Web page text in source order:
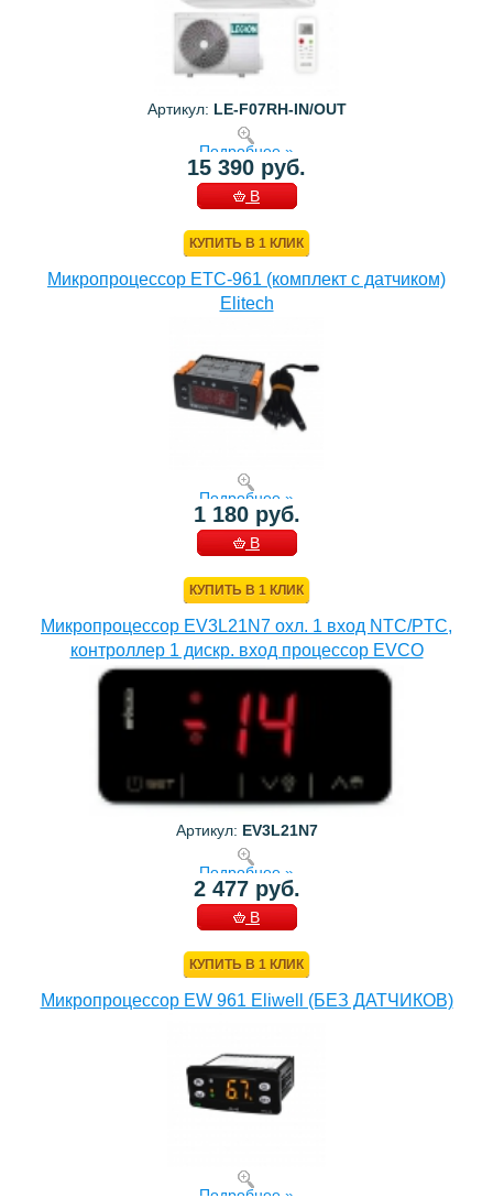
Артикул: LE-F07RH-IN/OUT
Подробнее »
15 390 руб.
В
КУПИТЬ В 1 КЛИК
Микропроцессор ETC-961 (комплект c датчиком)
Elitech
Подробнее »
1 180 руб.
В
КУПИТЬ В 1 КЛИК
Микропроцессор EV3L21N7 охл. 1 вход NTC/PTC,
контроллер 1 дискр. вход процессор EVCO
Артикул: EV3L21N7
Подробнее »
2 477 руб.
В
КУПИТЬ В 1 КЛИК
Микропроцессор EW 961 Eliwell (БЕЗ ДАТЧИКОВ)